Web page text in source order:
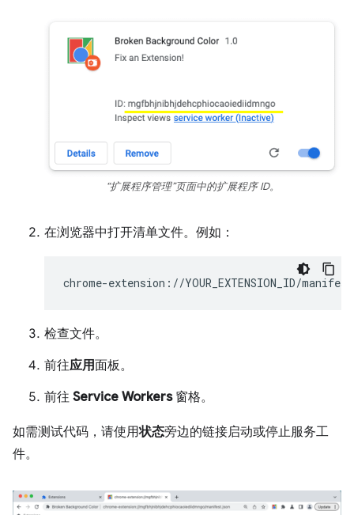
“扩展程序管理”页面中的扩展程序 ID。
在浏览器中打开清单文件。例如：
检查文件。
前往应用面板。
前往 Service Workers窗格。
如需测试代码，请使用状态旁边的链接启动或停止服务工
件。